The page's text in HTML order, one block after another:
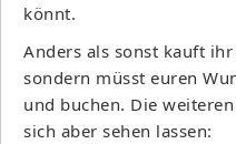
könnt.
Anders als sonst kauft
sondern müsst euren
und buchen. Die
sich aber sehen lassen: